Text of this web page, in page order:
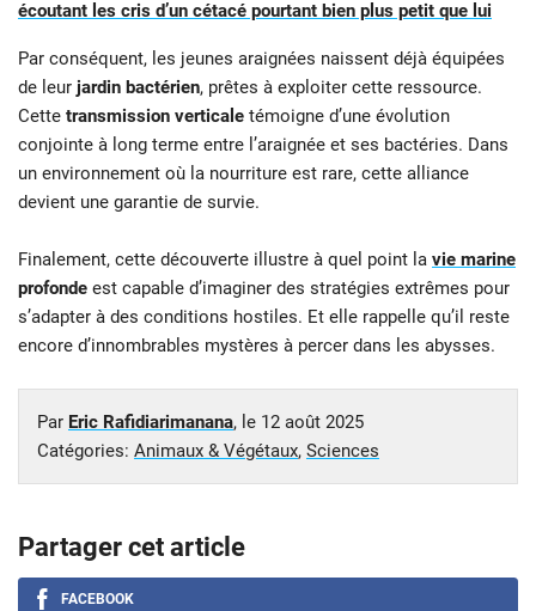
écoutant les cris d’un cétacé pourtant bien plus petit que lui
Par conséquent, les jeunes araignées naissent déjà équipées
de leur jardin bactérien, prêtes à exploiter cette ressource.
Cette transmission verticale témoigne d’une évolution
conjointe à long terme entre l’araignée et ses bactéries. Dans
un environnement où la nourriture est rare, cette alliance
devient une garantie de survie.
Finalement, cette découverte illustre à quel point la vie marine
profonde est capable d’imaginer des stratégies extrêmes pour
s’adapter à des conditions hostiles. Et elle rappelle qu’il reste
encore d’innombrables mystères à percer dans les abysses.
Par Eric Rafidiarimanana, le 12 août 2025
Catégories: Animaux & Végétaux, Sciences
Partager cet article
FACEBOOK